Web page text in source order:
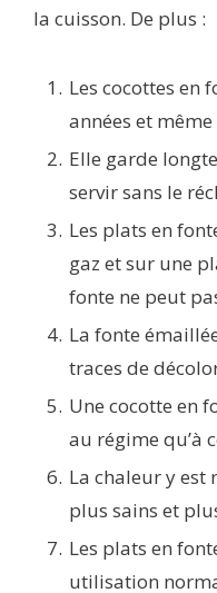
la cuisson. De plus :
Les cocottes en
années et
Elle garde
servir sans le
Les plats en
gaz et sur une
fonte ne peut
La fonte
traces de
Une cocotte en
au régime qu’à
La chaleur y
plus sains et
Les plats en
utilisation